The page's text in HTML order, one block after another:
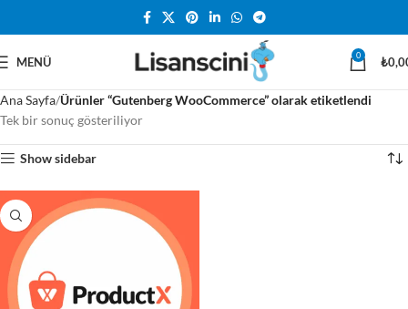
MENÜ 0 ₺
Ana Sayfa Ürünler “Gutenberg WooCommerce” olarak etiketlendi
Tek bir sonuç gösteriliyor
Show sidebar